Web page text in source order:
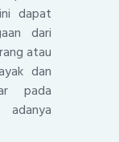
dapat
dari
atau
dan
pada